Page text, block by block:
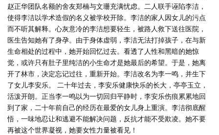
赵正华团队名额的舍友郑楠与文珊充满忧虑。二人联手诬陷李洁，
使得李洁以学术造假的名义被学校开除。李洁的家人因女儿的污点
而不听其解释。心灰意冷的李洁想要轻生，被路人救下送往医院，
医生告知她有了身孕。由于身体虚弱，李洁无法打掉孩子，在与新
生命相处的过程中，她开始回忆过去。看透了人性和黑暗的她惊
觉，或许只有肚子里纯洁的小生命才是她最后的希望。于是，她离
开了林市，决定忘记过往，重新开始。李洁改名为李一鸣，并生下
了女儿李安乐。 二十年过去，李安乐健康快乐的长大，亭亭玉立，
活泼开朗。正当李一鸣以为一切回归平静时，李安乐伤痕累累地回
到了家，二十年前自己的经历在最爱的女儿身上重演。李洁彻底醒
悟，一味地忍让和逃避不能解决问题，反抗才能不受欺凌。她不要
再被这个世界凝视，她要女性力量被看见！